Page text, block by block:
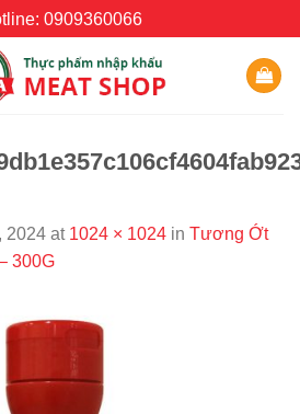
0909360066
2024 at 1024 × 1024 in Tương Ớt
300G